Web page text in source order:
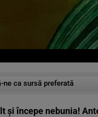
ne ca sursă preferată
și începe nebunia!